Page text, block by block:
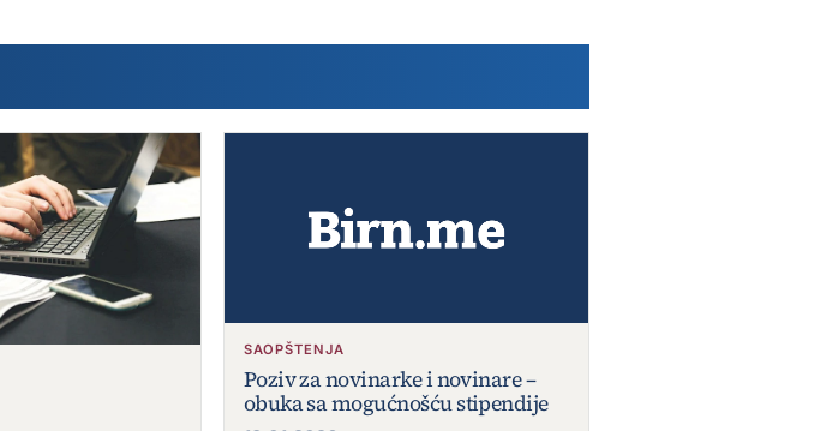
SAOPŠTENJA
Poziv za novinarke i novinare –
obuka sa mogućnošću stipendije